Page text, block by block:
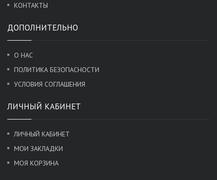
КОНТАКТЫ
ДОПОЛНИТЕЛЬНО
О НАС
ПОЛИТИКА БЕЗОПАСНОСТИ
УСЛОВИЯ СОГЛАШЕНИЯ
ЛИЧНЫЙ КАБИНЕТ
ЛИЧНЫЙ КАБИНЕТ
МОИ ЗАКЛАДКИ
МОЯ КОРЗИНА